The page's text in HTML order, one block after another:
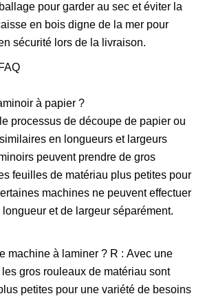
pour garder au sec et éviter la
en bois digne de la mer pour
sécurité lors de la livraison.
à papier ?
processus de découpe de papier ou
en longueurs et largeurs
peuvent prendre de gros
feuilles de matériau plus petites pour
machines ne peuvent effectuer
et de largeur séparément.
machine à laminer ? R : Avec une
gros rouleaux de matériau sont
petites pour une variété de besoins